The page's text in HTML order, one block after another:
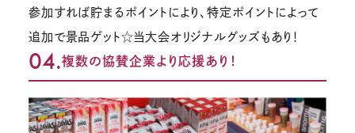
参加すれば貯まるポイントにより、特定ポイントによって
追加で景品ゲット☆当大会オリジナルグッズもあり！
04.複数の協賛企業より応援あり！